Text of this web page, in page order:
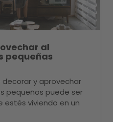
al
pequeñas
y aprovechar
pequeños puede ser
estés viviendo en un
en una casa con